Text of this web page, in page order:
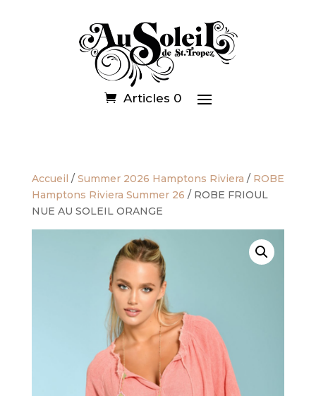
Articles 0
Accueil / Summer 2026 Hamptons Riviera / ROBE
Hamptons Riviera Summer 26 / ROBE FRIOUL
NUE AU SOLEIL ORANGE